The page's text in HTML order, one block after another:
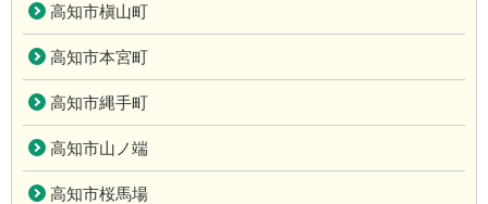
高知市槇山町
高知市本宮町
高知市縄手町
高知市山ノ端
高知市桜馬場